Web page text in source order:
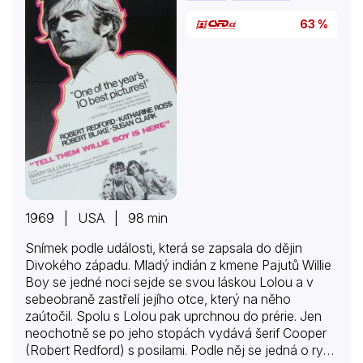
63 %
1969 | USA | 98 min
Snímek podle události, která se zapsala do dějin
Divokého západu. Mladý indián z kmene Pajutů Willie
Boy se jedné noci sejde se svou láskou Lolou a v
sebeobraně zastřelí jejího otce, který na něho
zaútočil. Spolu s Lolou pak uprchnou do prérie. Jen
neochotně se po jeho stopách vydává šerif Cooper
(Robert Redford) s posilami. Podle něj se jedná o ryze